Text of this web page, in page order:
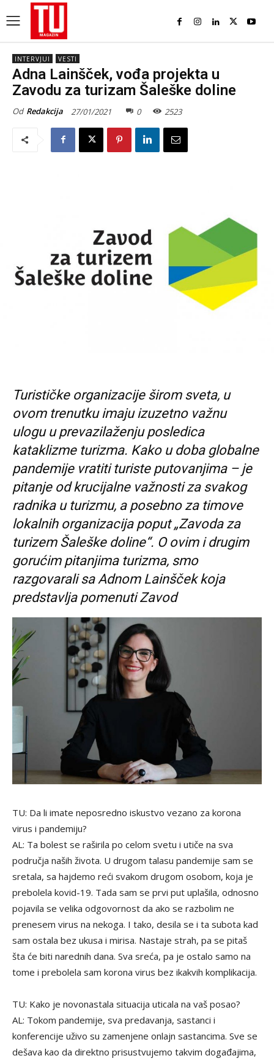
INTERVJUI VESTI
Adna Lainšček, vođa projekta u
Zavodu za turizam Šaleške doline
Od Redakcija 27/01/2021 0 2523
Turističke organizacije širom sveta, u
ovom trenutku imaju izuzetno važnu
ulogu u prevazilaženju posledica
kataklizme turizma. Kako u doba globalne
pandemije vratiti turiste putovanjima – je
pitanje od krucijalne važnosti za svakog
radnika u turizmu, a posebno za timove
lokalnih organizacija poput „Zavoda za
turizem Šaleške doline“. O ovim i drugim
gorućim pitanjima turizma, smo
razgovarali sa Adnom Lainšček koja
predstavlja pomenuti Zavod
TU: Da li imate neposredno iskustvo vezano za korona
virus i pandemiju?
AL: Ta bolest se raširila po celom svetu i utiče na sva
područja naših života. U drugom talasu pandemije sam se
sretala, sa hajdemo reći svakom drugom osobom, koja je
prebolela kovid-19. Tada sam se prvi put uplašila, odnosno
pojavila se velika odgovornost da ako se razbolim ne
prenesem virus na nekoga. I tako, desila se i ta subota kad
sam ostala bez ukusa i mirisa. Nastaje strah, pa se pitaš
šta će biti narednih dana. Sva sreća, pa je ostalo samo na
tome i prebolela sam korona virus bez ikakvih komplikacija.
TU: Kako je novonastala situacija uticala na vaš posao?
AL: Tokom pandemije, sva predavanja, sastanci i
konferencije uživo su zamenjene onlajn sastancima. Sve se
dešava kao da direktno prisustvujemo takvim događajima,